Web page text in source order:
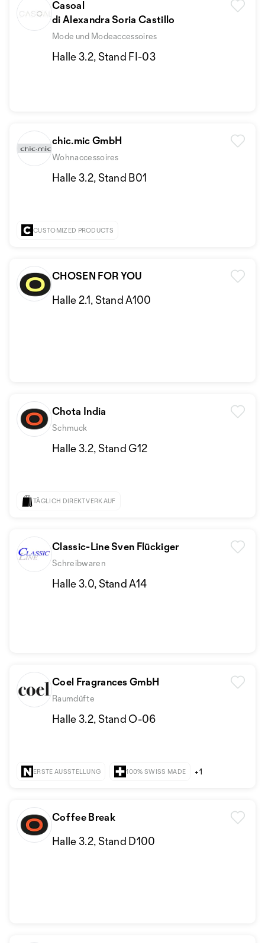
Casoal
di Alexandra Soria Castillo
Mode und Modeaccessoires
Halle 3.2, Stand FI-03
chic.mic GmbH
Wohnaccessoires
Halle 3.2, Stand B01
CUSTOMIZED PRODUCTS
CHOSEN FOR YOU
Halle 2.1, Stand A100
Chota India
Schmuck
Halle 3.2, Stand G12
TÄGLICH DIREKTVERKAUF
Classic-Line Sven Flückiger
Schreibwaren
Halle 3.0, Stand A14
Coel Fragrances GmbH
Raumdüfte
Halle 3.2, Stand O-06
ERSTE AUSSTELLUNG 100% SWISS MADE +1
Coffee Break
Halle 3.2, Stand D100